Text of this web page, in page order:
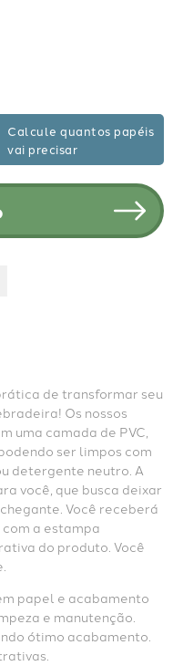
Calcule quantos papéis
vai precisar
de transformar seu
Os nossos
uma camada de PVC,
ser limpos com
detergente neutro. A
você, que busca deixar
Você receberá
a estampa
do produto. Você
papel e acabamento
e manutenção.
ótimo acabamento.